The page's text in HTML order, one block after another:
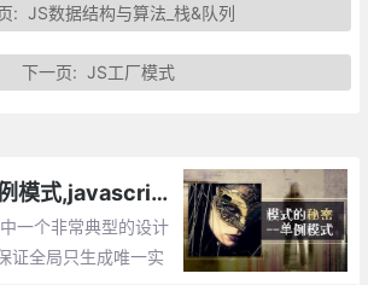
: JS数据结构与算法_栈&队列
下一页:JS工厂模式
js设计模式之单例模式,javascript如何将一个对象设计成单例
一个非常典型的设计
证全局只生成唯一实